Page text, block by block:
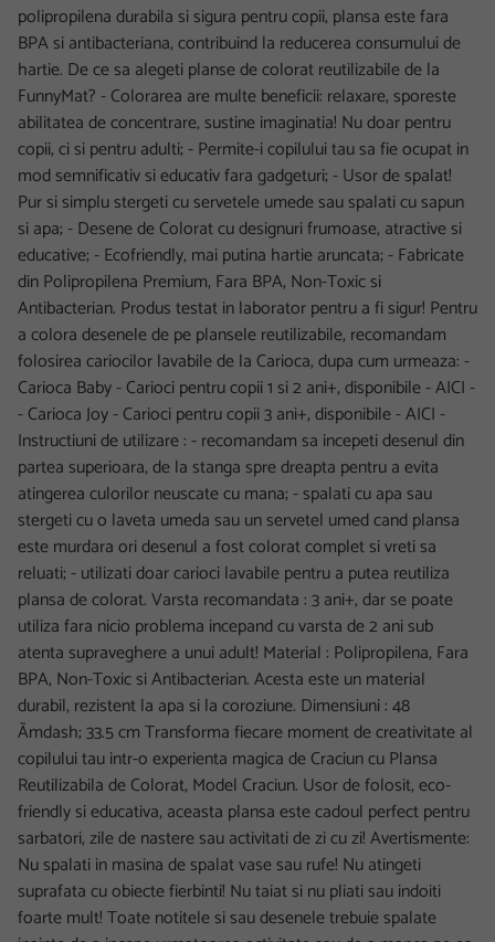
polipropilena durabila si sigura pentru copii, plansa este fara
BPA si antibacteriana, contribuind la reducerea consumului de
hartie. De ce sa alegeti planse de colorat reutilizabile de la
FunnyMat? - Colorarea are multe beneficii: relaxare, sporeste
abilitatea de concentrare, sustine imaginatia! Nu doar pentru
copii, ci si pentru adulti; - Permite-i copilului tau sa fie ocupat in
mod semnificativ si educativ fara gadgeturi; - Usor de spalat!
Pur si simplu stergeti cu servetele umede sau spalati cu sapun
si apa; - Desene de Colorat cu designuri frumoase, atractive si
educative; - Ecofriendly, mai putina hartie aruncata; - Fabricate
din Polipropilena Premium, Fara BPA, Non-Toxic si
Antibacterian. Produs testat in laborator pentru a fi sigur! Pentru
a colora desenele de pe plansele reutilizabile, recomandam
folosirea cariocilor lavabile de la Carioca, dupa cum urmeaza: -
Carioca Baby - Carioci pentru copii 1 si 2 ani+, disponibile - AICI -
- Carioca Joy - Carioci pentru copii 3 ani+, disponibile - AICI -
Instructiuni de utilizare : - recomandam sa incepeti desenul din
partea superioara, de la stanga spre dreapta pentru a evita
atingerea culorilor neuscate cu mana; - spalati cu apa sau
stergeti cu o laveta umeda sau un servetel umed cand plansa
este murdara ori desenul a fost colorat complet si vreti sa
reluati; - utilizati doar carioci lavabile pentru a putea reutiliza
plansa de colorat. Varsta recomandata : 3 ani+, dar se poate
utiliza fara nicio problema incepand cu varsta de 2 ani sub
atenta supraveghere a unui adult! Material : Polipropilena, Fara
BPA, Non-Toxic si Antibacterian. Acesta este un material
durabil, rezistent la apa si la coroziune. Dimensiuni : 48
Ãmdash; 33.5 cm Transforma fiecare moment de creativitate al
copilului tau intr-o experienta magica de Craciun cu Plansa
Reutilizabila de Colorat, Model Craciun. Usor de folosit, eco-
friendly si educativa, aceasta plansa este cadoul perfect pentru
sarbatori, zile de nastere sau activitati de zi cu zi! Avertismente:
Nu spalati in masina de spalat vase sau rufe! Nu atingeti
suprafata cu obiecte fierbinti! Nu taiat si nu pliati sau indoiti
foarte mult! Toate notitele si sau desenele trebuie spalate